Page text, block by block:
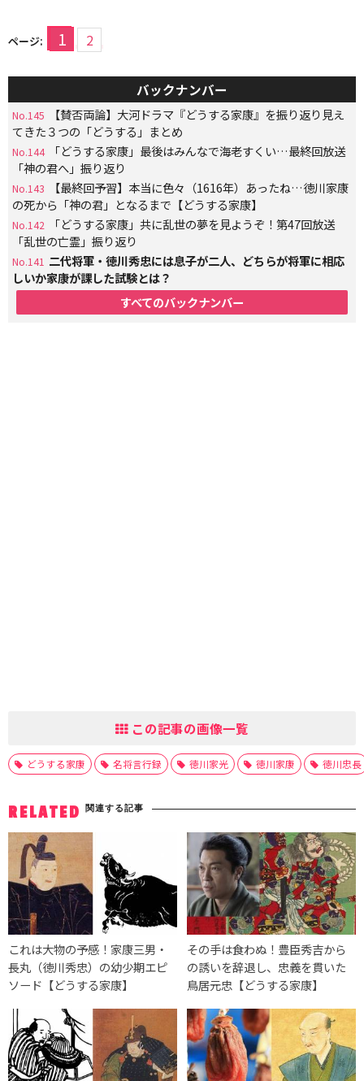
ページ: 1 2
バックナンバー
No.145
【賛否両論】大河ドラマ『どうする家康』を振り返り見え
てきた３つの「どうする」まとめ
No.144
「どうする家康」最後はみんなで海老すくい…最終回放送
「神の君へ」振り返り
No.143
【最終回予習】本当に色々（1616年）あったね…徳川家康
の死から「神の君」となるまで【どうする家康】
No.142
「どうする家康」共に乱世の夢を見ようぞ！第47回放送
「乱世の亡霊」振り返り
No.141 二代将軍・徳川秀忠には息子が二人、どちらが将軍に相応
しいか家康が課した試験とは？
すべてのバックナンバー
この記事の画像一覧
どうする家康 名将言行録 徳川家光 徳川家康 徳川忠長
RELATED 関連する記事
これは大物の予感！家康三男・
長丸（徳川秀忠）の幼少期エピ
ソード【どうする家康】
その手は食わぬ！豊臣秀吉から
の誘いを辞退し、忠義を貫いた
鳥居元忠【どうする家康】